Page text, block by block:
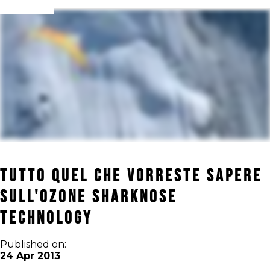
Tutto quel che vorreste sapere
sull'Ozone SharkNose
Technology
Published on:
24 Apr 2013